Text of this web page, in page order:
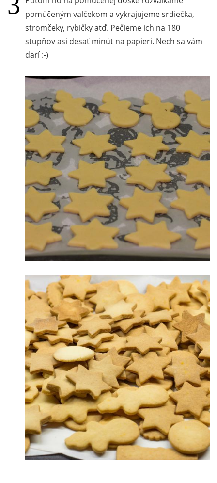
pomúčeným valčekom a vykrajujeme srdiečka,
stromčeky, rybičky atď. Pečieme ich na 180
stupňov asi desať minút na papieri. Nech sa vám
darí :-)